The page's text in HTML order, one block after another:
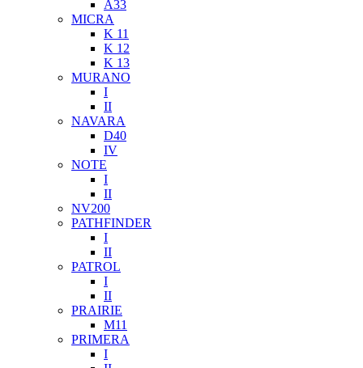
A33
MICRA
K 11
K 12
K 13
MURANO
I
II
NAVARA
D40
IV
NOTE
I
II
NV200
PATHFINDER
I
II
PATROL
I
II
PRAIRIE
M11
PRIMERA
I